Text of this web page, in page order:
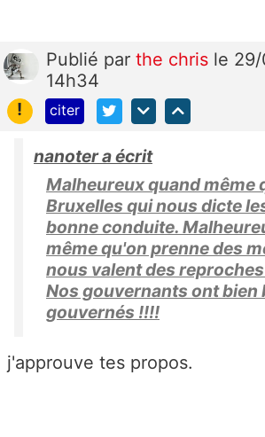
Publié par the chris le 29/
14h34
!
citer
nanoter a écrit
Malheureux quand même
Bruxelles qui nous dicte
bonne conduite.
même qu'on prenne des
nous valent des
Nos gouvernants ont bien
gouvernés !!!!
j'approuve tes propos.